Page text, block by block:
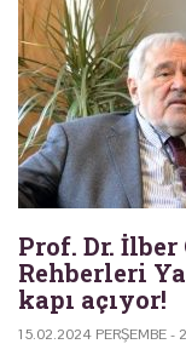
Prof. Dr.
Rehberleri
kapı açıyor!
15.02.2024 PERŞEMBE -